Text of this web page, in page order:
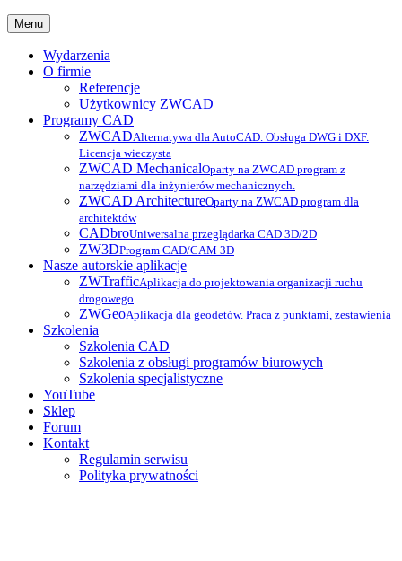
Menu
Wydarzenia
O firmie
Referencje
Użytkownicy ZWCAD
Programy CAD
ZWCADAlternatywa dla AutoCAD. Obsługa DWG i DXF.
Licencja wieczysta
ZWCAD MechanicalOparty na ZWCAD program z
narzędziami dla inżynierów mechanicznych.
ZWCAD ArchitectureOparty na ZWCAD program dla
architektów
CADbroUniwersalna przeglądarka CAD 3D/2D
ZW3DProgram CAD/CAM 3D
Nasze autorskie aplikacje
ZWTrafficAplikacja do projektowania organizacji ruchu
drogowego
ZWGeoAplikacja dla geodetów. Praca z punktami, zestawienia
Szkolenia
Szkolenia CAD
Szkolenia z obsługi programów biurowych
Szkolenia specjalistyczne
YouTube
Sklep
Forum
Kontakt
Regulamin serwisu
Polityka prywatności